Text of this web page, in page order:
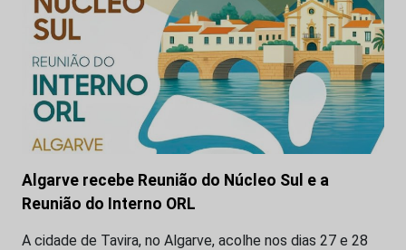
Algarve recebe Reunião do Núcleo Sul e a
Reunião do Interno ORL
A cidade de Tavira, no Algarve, acolhe nos dias 27 e 28